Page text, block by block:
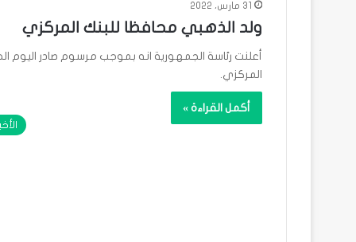
31 مارس، 2022
ولد الذهبي محافظا للبنك المركزي
أعلنت رئاسة الجمهورية انه بموجب مرسوم صادر اليوم
المركزي.
أكمل القراءة »